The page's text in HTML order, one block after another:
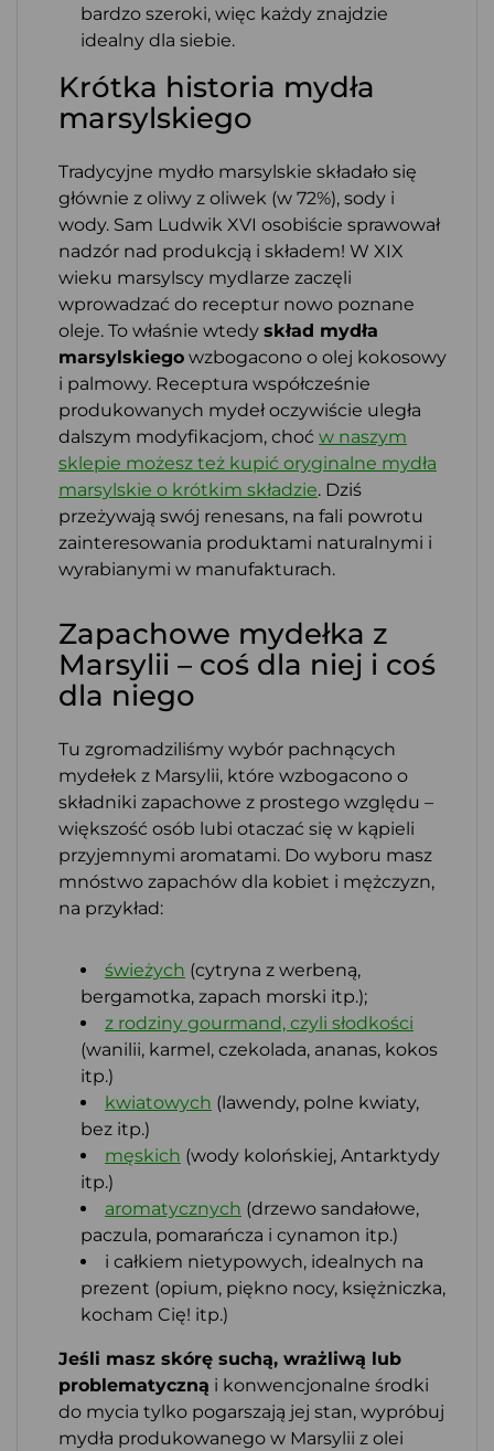
bardzo szeroki, więc każdy znajdzie
idealny dla siebie.
Krótka historia mydła
marsylskiego
Tradycyjne mydło marsylskie składało się
głównie z oliwy z oliwek (w 72%), sody i
wody. Sam Ludwik XVI osobiście sprawował
nadzór nad produkcją i składem! W XIX
wieku marsylscy mydlarze zaczęli
wprowadzać do receptur nowo poznane
oleje. To właśnie wtedy skład mydła
marsylskiego wzbogacono o olej kokosowy
i palmowy. Receptura współcześnie
produkowanych mydeł oczywiście uległa
dalszym modyfikacjom, choć w naszym
sklepie możesz też kupić oryginalne mydła
marsylskie o krótkim składzie. Dziś
przeżywają swój renesans, na fali powrotu
zainteresowania produktami naturalnymi i
wyrabianymi w manufakturach.
Zapachowe mydełka z
Marsylii – coś dla niej i coś
dla niego
Tu zgromadziliśmy wybór pachnących
mydełek z Marsylii, które wzbogacono o
składniki zapachowe z prostego względu –
większość osób lubi otaczać się w kąpieli
przyjemnymi aromatami. Do wyboru masz
mnóstwo zapachów dla kobiet i mężczyzn,
na przykład:
świeżych (cytryna z werbeną,
bergamotka, zapach morski itp.);
z rodziny gourmand, czyli słodkości
(wanilii, karmel, czekolada, ananas, kokos
itp.)
kwiatowych (lawendy, polne kwiaty,
bez itp.)
męskich (wody kolońskiej, Antarktydy
itp.)
aromatycznych (drzewo sandałowe,
paczula, pomarańcza i cynamon itp.)
i całkiem nietypowych, idealnych na
prezent (opium, piękno nocy, księżniczka,
kocham Cię! itp.)
Jeśli masz skórę suchą, wrażliwą lub
problematyczną i konwencjonalne środki
do mycia tylko pogarszają jej stan, wypróbuj
mydła produkowanego w Marsylii z olei